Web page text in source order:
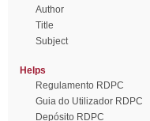
Author
Title
Subject
Helps
Regulamento RDPC
Guia do Utilizador RDPC
Depósito RDPC